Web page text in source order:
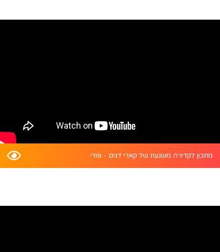
מתכון לקדירה משגעת של קארי דגים - פודי